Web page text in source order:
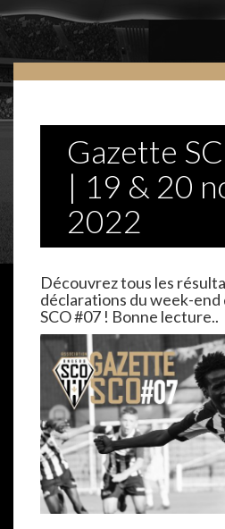
Gazette
| 19 & 20
2022
Découvrez tous les
déclarations du week-end
SCO #07 ! Bonne lecture..